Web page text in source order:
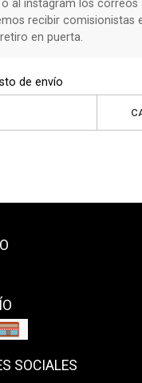
al instagram los correos
recibir comisionistas
en puerta.
de envío
SOCIALES